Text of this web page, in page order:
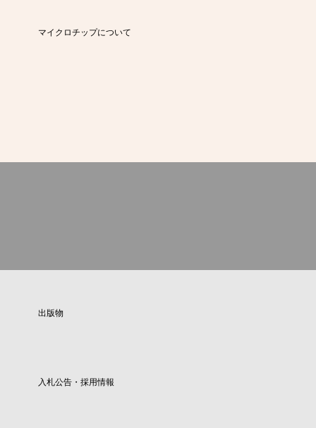
マイクロチップについて
出版物
入札公告・採用情報